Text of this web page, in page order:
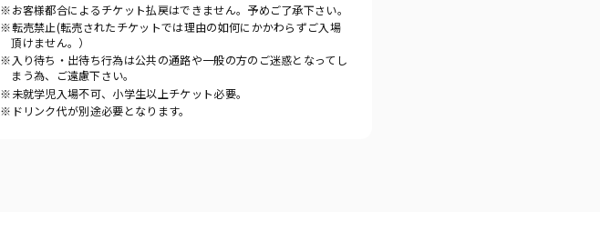
※お客様都合によるチケット払戻はできません。予めご了承下さい。
※転売禁止(転売されたチケットでは理由の如何にかかわらずご入場
頂けません。）
※入り待ち・出待ち行為は公共の通路や一般の方のご迷惑となってし
まう為、ご遠慮下さい。
※未就学児入場不可、小学生以上チケット必要。
※ドリンク代が別途必要となります。